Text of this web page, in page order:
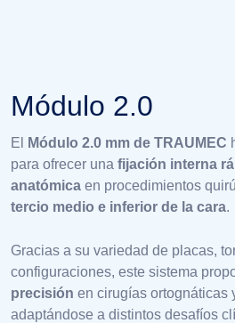
Módulo 2.0
El Módulo 2.0 mm de TRAUMEC
para ofrecer una fijación interna
anatómica en procedimientos
tercio medio e inferior de la cara.
Gracias a su variedad de placas,
configuraciones, este sistema
precisión en cirugías ortognáticas
adaptándose a distintos desafíos